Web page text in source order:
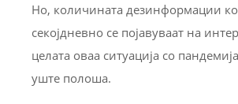
Но, количината дезинформации
секојдневно се појавуваат на
целата оваа ситуација со
уште полоша.